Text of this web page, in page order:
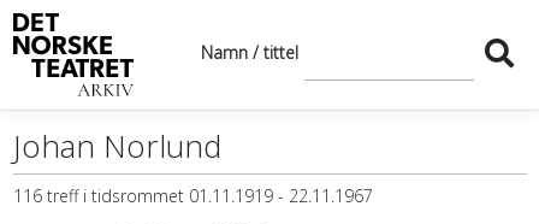
Namn / tittel
Johan Norlund
116 treff i tidsrommet 01.11.1919 - 22.11.1967